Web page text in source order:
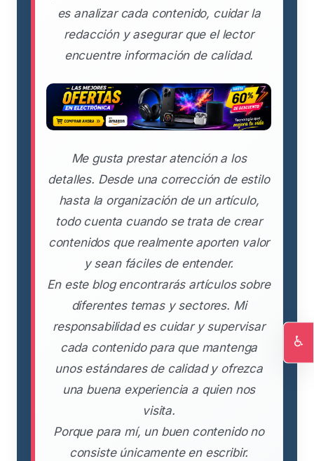
es analizar cada contenido, cuidar la
redacción y asegurar que el lector
encuentre información de calidad.
Me gusta prestar atención a los
detalles. Desde una corrección de estilo
hasta la organización de un artículo,
todo cuenta cuando se trata de crear
contenidos que realmente aporten valor
y sean fáciles de entender.
En este blog encontrarás artículos sobre
diferentes temas y sectores. Mi
responsabilidad es cuidar y supervisar
cada contenido para que mantenga
unos estándares de calidad y ofrezca
una buena experiencia a quien nos
visita.
Porque para mí, un buen contenido no
consiste únicamente en escribir.
♿